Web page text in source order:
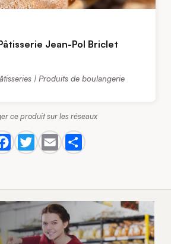
Jean-Pol Briclet
| Produits de boulangerie
ce produit sur les réseaux